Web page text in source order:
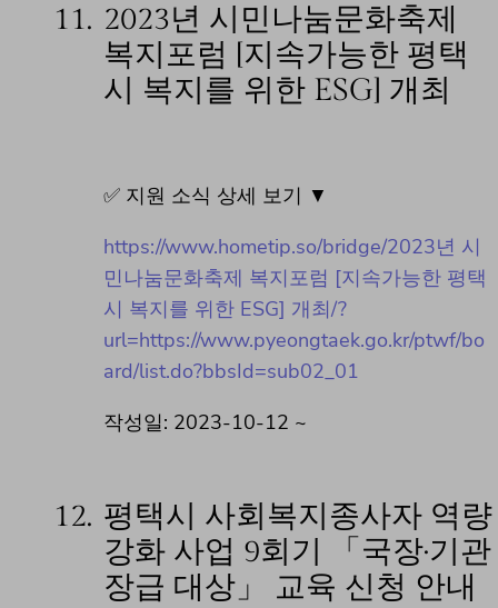
11. 2023년 시민나눔문화축제
복지포럼 [지속가능한 평택
시 복지를 위한 ESG] 개최
✅ 지원 소식 상세 보기 ▼
https://www.hometip.so/bridge/2023년 시
민나눔문화축제 복지포럼 [지속가능한 평택
시 복지를 위한 ESG] 개최/?
url=https://www.pyeongtaek.go.kr/ptwf/bo
ard/list.do?bbsId=sub02_01
작성일: 2023-10-12 ~
12. 평택시 사회복지종사자 역량
강화 사업 9회기 「국장·기관
장급 대상」 교육 신청 안내